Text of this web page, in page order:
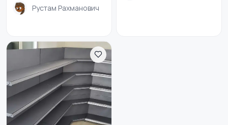
Кровати и матрасы3
Диваны и кресла2
Рустам Рахманович